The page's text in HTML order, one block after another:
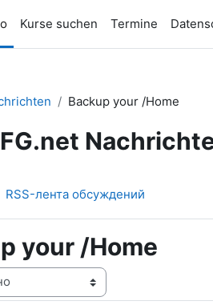
Kurse suchen Termine
Backup your /Home
RSS-лента обсуждений
your /Home